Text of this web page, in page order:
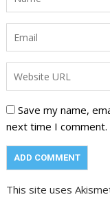
Save my name,
next time I comment.
This site uses